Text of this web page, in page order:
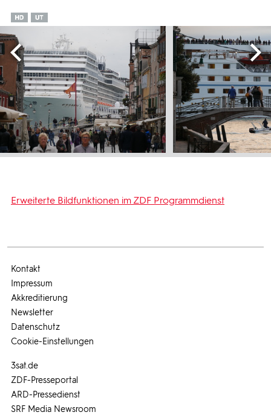
Erweiterte Bildfunktionen im ZDF Programmdienst
3sat.de
ZDF-Presseportal
ARD-Pressedienst
SRF Media Newsroom
Kontakt
Impressum
Akkreditierung
Newsletter
Datenschutz
Cookie-Einstellungen